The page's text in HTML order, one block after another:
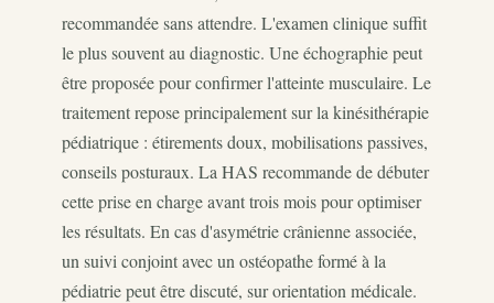
recommandée sans attendre. L'examen clinique suffit
le plus souvent au diagnostic. Une échographie peut
être proposée pour confirmer l'atteinte musculaire. Le
traitement repose principalement sur la kinésithérapie
pédiatrique : étirements doux, mobilisations passives,
conseils posturaux. La HAS recommande de débuter
cette prise en charge avant trois mois pour optimiser
les résultats. En cas d'asymétrie crânienne associée,
un suivi conjoint avec un ostéopathe formé à la
pédiatrie peut être discuté, sur orientation médicale.